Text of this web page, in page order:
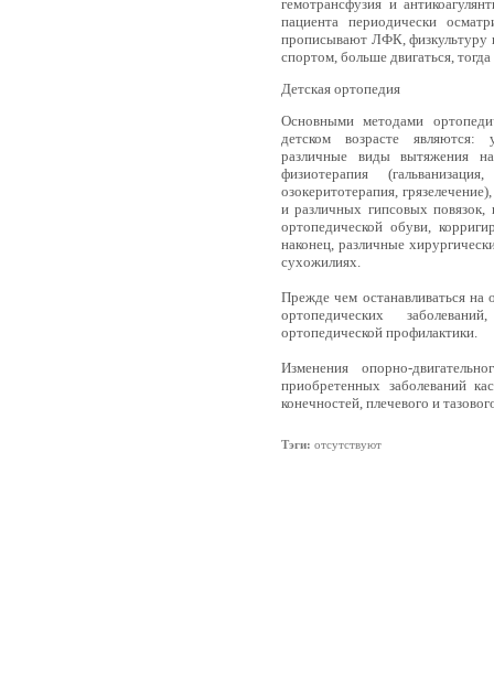
гемотрансфузия и
пациента периодически
прописывают ЛФК, физкультуру
спортом, больше двигаться,
Детская ортопедия
Основными методами
детском возрасте являются:
различные виды вытяжения
физиотерапия
озокеритотерапия,
и различных гипсовых повязок,
ортопедической обуви,
наконец, различные
сухожилиях.
Прежде чем останавливаться на
ортопедических
ортопедической профилактики.
Изменения опорно-
приобретенных заболеваний
конечностей, плечевого и
Тэги: отсутствуют